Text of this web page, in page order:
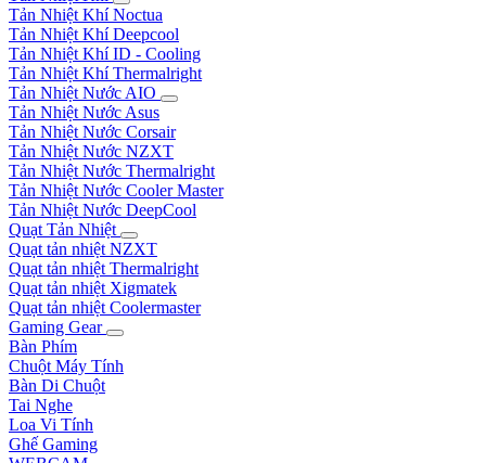
Tản Nhiệt Khí Noctua
Tản Nhiệt Khí Deepcool
Tản Nhiệt Khí ID - Cooling
Tản Nhiệt Khí Thermalright
Tản Nhiệt Nước AIO
Tản Nhiệt Nước Asus
Tản Nhiệt Nước Corsair
Tản Nhiệt Nước NZXT
Tản Nhiệt Nước Thermalright
Tản Nhiệt Nước Cooler Master
Tản Nhiệt Nước DeepCool
Quạt Tản Nhiệt
Quạt tản nhiệt NZXT
Quạt tản nhiệt Thermalright
Quạt tản nhiệt Xigmatek
Quạt tản nhiệt Coolermaster
Gaming Gear
Bàn Phím
Chuột Máy Tính
Bàn Di Chuột
Tai Nghe
Loa Vi Tính
Ghế Gaming